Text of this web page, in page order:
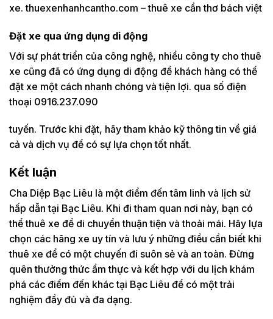
xe. thuexenhanhcantho.com – thuê xe cần thơ bách việt
Đặt xe qua ứng dụng di động
Với sự phát triển của công nghệ, nhiều công ty cho thuê
xe cũng đã có ứng dụng di động để khách hàng có thể
đặt xe một cách nhanh chóng và tiện lợi. qua số điện
thoại 0916.237.090
tuyến. Trước khi đặt, hãy tham khảo kỹ thông tin về giá
cả và dịch vụ để có sự lựa chọn tốt nhất.
Kết luận
Cha Diệp Bạc Liêu là một điểm đến tâm linh và lịch sử
hấp dẫn tại Bạc Liêu. Khi đi tham quan nơi này, bạn có
thể thuê xe để di chuyển thuận tiện và thoải mái. Hãy lựa
chọn các hãng xe uy tín và lưu ý những điều cần biết khi
thuê xe để có một chuyến đi suôn sẻ và an toàn. Đừng
quên thưởng thức ẩm thực và kết hợp với du lịch khám
phá các điểm đến khác tại Bạc Liêu để có một trải
nghiệm đầy đủ và đa dạng.